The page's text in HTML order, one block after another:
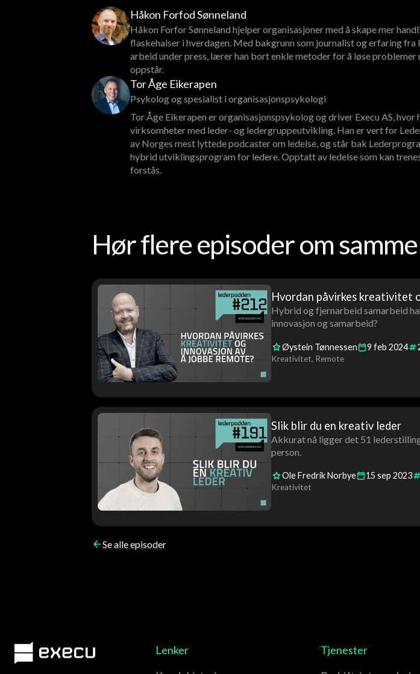
Håkon Forfod Sønneland
Håkon Forfor Sønneland hjelper organisasjoner med å skape mer
flaskehalser i hverdagen. Med bakgrunn som journalist og erfaring
arbeid under press, lærer han bort enkle metoder for å løse problemer
oppstår.
Tor Åge Eikerapen
Psykolog og spesialist i organisasjonspsykologi
Tor Åge Eikerapen er organisasjonspsykolog og driver Execu AS, hvor
virksomheter med leder- og ledergruppeutvikling. Han er vert for
av Norges mest lyttede podcaster om ledelse, og står bak
hybrid utviklingsprogram for ledere. Opptatt av ledelse som kan
forstås.
Hør flere episoder om
Hvordan påvirkes kreativitet
Hybrid og fjernarbeid samarbeid
innovasjon og samarbeid?
Øystein Tønnessen 9 feb 2024
Kreativitet Remote
Slik blir du en kreativ leder
Akkurat nå ligger det 51
person.
Ole Fredrik Norbye 15 sep 2023
Kreativitet
Se alle episoder
Lenker
Tjenester